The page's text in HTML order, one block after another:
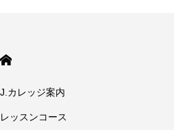
J.カレッジ案内
レッスンコース